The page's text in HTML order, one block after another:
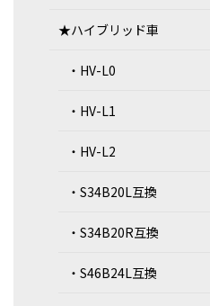
★ハイブリッド車
・HV-L0
・HV-L1
・HV-L2
・S34B20L互換
・S34B20R互換
・S46B24L互換